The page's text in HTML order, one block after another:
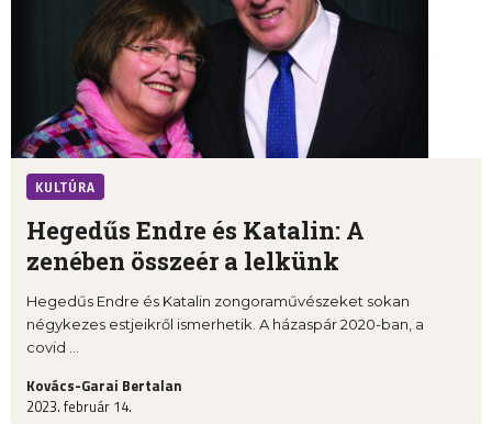
KULTÚRA
Hegedűs Endre és Katalin: A
zenében összeér a lelkünk
Hegedűs Endre és Katalin zongoraművészeket sokan
négykezes estjeikről ismerhetik. A házaspár 2020-ban, a
covid ...
Kovács-Garai Bertalan
2023. február 14.